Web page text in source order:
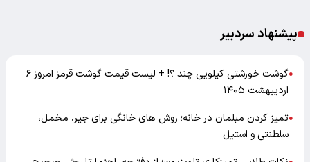
پیشنهاد سردبیر
●
گوشت خورشتی کیلویی چند ؟! + لیست قیمت گوشت قرمز امروز ۶
اردیبهشت ۱۴۰۵
●تمیز کردن مبلمان در خانه؛ روش های خانگی برای جیر، مخمل،
سلطنتی و استیل